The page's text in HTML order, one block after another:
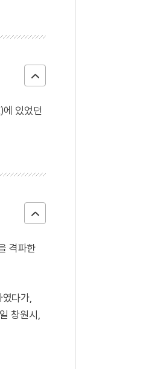
있었던
격파한
다가,
창원시,